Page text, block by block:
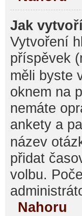
Jak
Vytvoření
příspěvek
měli byste
oknem na
nemáte
ankety a
název
přidat
volbu.
Nahoru